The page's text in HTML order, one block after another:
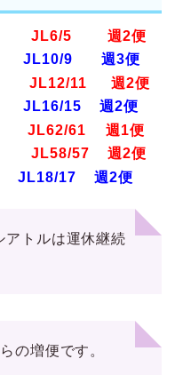
JL6/5 週2便
9 週3便
11 週2便
JL16/15 週2便
JL62/61 週1便
コ JL58/57 週2便
JL18/17 週2便
アトルは運休継続
の増便です。